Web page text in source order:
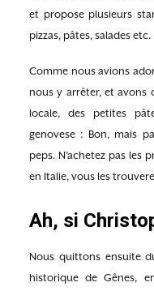
et propose plusieurs
pizzas, pâtes, salades etc.
Comme nous avions
nous y arrêter, et avons
locale, des petites
genovese : Bon, mais
peps. N’achetez pas les
en Italie, vous les
Ah, si
Nous quittons ensuite
historique de Gênes,